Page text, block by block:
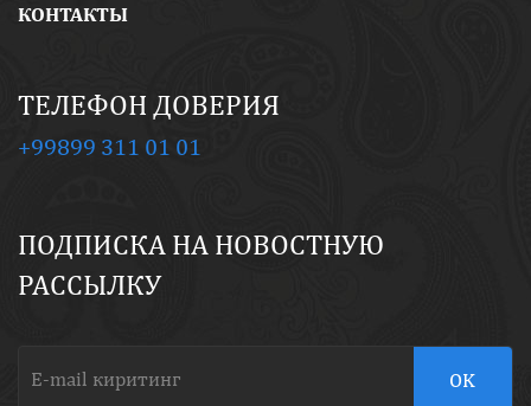
КОНТАКТЫ
ТЕЛЕФОН ДОВЕРИЯ
+99899 311 01 01
ПОДПИСКА НА НОВОСТНУЮ
РАССЫЛКУ